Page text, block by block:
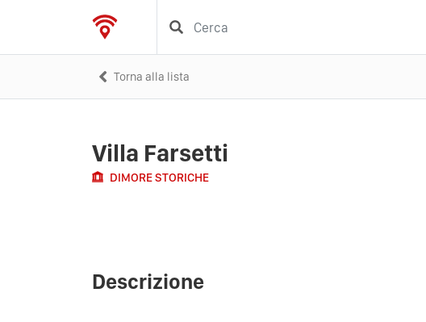
Torna alla lista
Villa Farsetti
DIMORE STORICHE
Descrizione